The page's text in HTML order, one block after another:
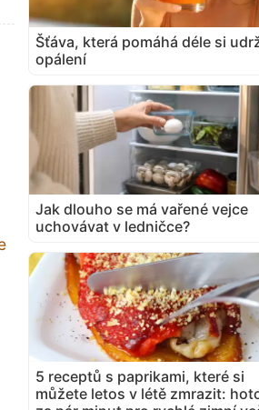
Šťáva, která pomáhá déle si
opálení
Jak dlouho se má vařené vejce
uchovávat v ledničce?
5 receptů s paprikami, které si
můžete letos v létě zmrazit: